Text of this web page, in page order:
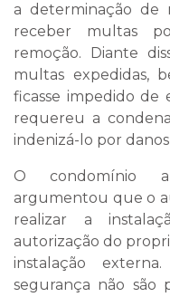
a determinação de
receber multas
remoção. Diante
multas expedidas,
ficasse impedido de
requereu a
indenizá-lo por danos
O condomínio
argumentou que o
realizar a
autorização do
instalação
segurança não são